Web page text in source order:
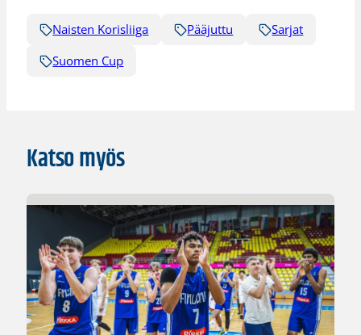
Naisten Korisliiga Pääjuttu
Sarjat
Suomen Cup
Katso myös